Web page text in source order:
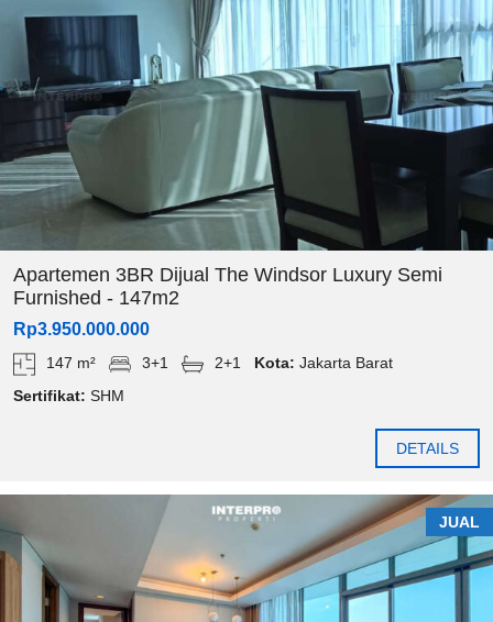
Apartemen 3BR Dijual The Windsor Luxury Semi
Furnished - 147m2
Rp3.950.000.000
147 m² 3+1 2+1 Kota: Jakarta Barat
Sertifikat: SHM
DETAILS
JUAL